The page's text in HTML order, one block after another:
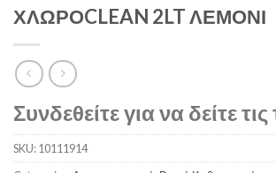
ΧΛΩΡΟCLEAN 2LT ΛΕΜΟΝΙ
Συνδεθείτε για να δείτε τις
SKU:10111914